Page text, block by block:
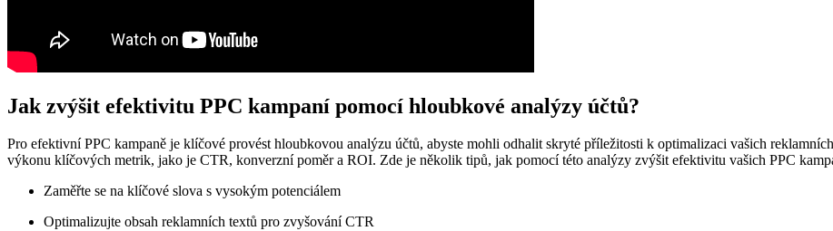
Jak zvýšit efektivitu PPC kampaní pomocí hloubkové analýzy účtů?
Pro efektivní PPC kampaně je klíčové provést hloubkovou analýzu účtů, abyste mohli odhalit skryté příležitosti k optimalizaci vašich
výkonu klíčových metrik, jako je CTR, konverzní poměr a ROI. Zde je několik tipů, jak pomocí této analýzy zvýšit efektivitu vašich PPC
Zaměřte se na klíčové slova s vysokým potenciálem
Optimalizujte obsah reklamních textů pro zvyšování CTR